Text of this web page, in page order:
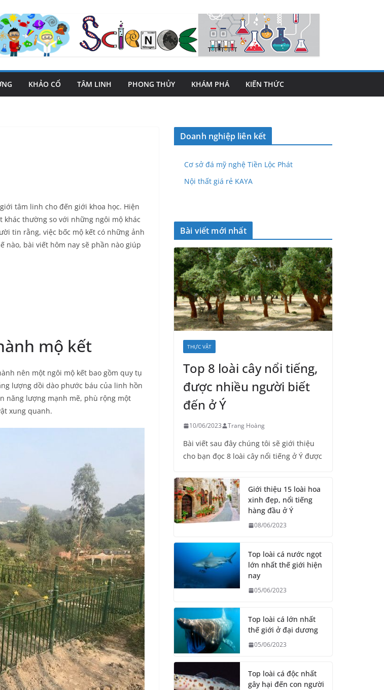
KHẢO CỔ TÂM LINH PHONG THỦY KHÁM PHÁ KIẾN THỨC
tâm linh cho đến giới khoa học. Hiện
thường so với những ngôi mộ khác
tin rằng, việc bốc mộ kết có những ảnh
nào, bài viết hôm nay sẽ phần nào giúp
mộ kết
nên một ngôi mộ kết bao gồm quy tụ
lượng dồi dào phước báu của linh hồn
năng lượng mạnh mẽ, phù rộng một
xung quanh.
Doanh nghiệp liên kết
Cơ sở đá mỹ nghệ Tiền Lộc Phát
Nội thất giá rẻ KAYA
Bài viết mới nhất
THỰC VẬT
Top 8 loài cây nổi tiếng,
được nhiều người biết
đến ở Ý
10/06/2023 Trang Hoàng
Bài viết sau đây chúng tôi sẽ giới thiệu
cho bạn đọc 8 loài cây nổi tiếng ở Ý được
Giới thiệu 15 loài hoa
xinh đẹp, nổi tiếng
hàng đầu ở Ý
08/06/2023
Top loài cá nước ngọt
lớn nhất thế giới hiện
nay
05/06/2023
Top loài cá lớn nhất
thế giới ở đại dương
05/06/2023
Top loài cá độc nhất
gây hại đến con người